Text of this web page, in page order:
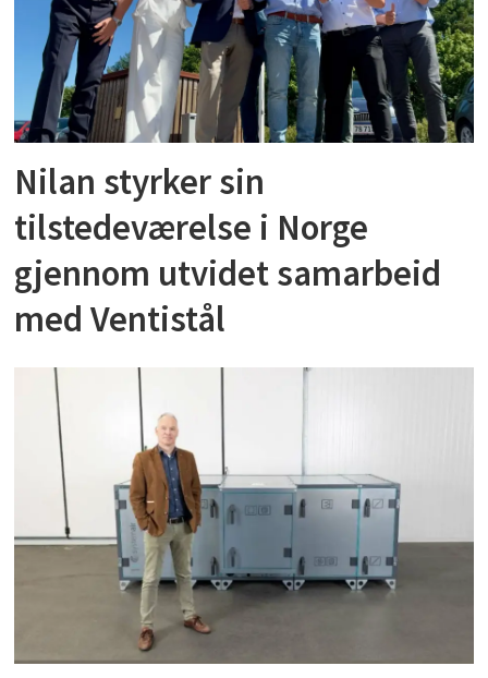
Nilan styrker sin
tilstedeværelse i Norge
gjennom utvidet samarbeid
med Ventistål